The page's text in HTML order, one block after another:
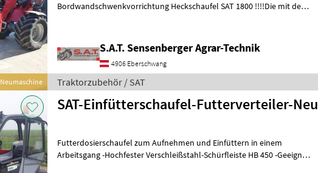
Neumaschine
Bordwandschwenkvorrichtung Heckschaufel SAT 1800 !!!!Die mit dem
S.A.T. Sensenberger Agrar-Technik
4906 Eberschwang
Traktorzubehör / SAT
SAT-Einfütterschaufel-Futterverteiler-Neu
Futterdosierschaufel zum Aufnehmen und Einfüttern in einem
Arbeitsgang -Hochfester Verschleißstahl-Schürfleiste HB 450 -Geeignet